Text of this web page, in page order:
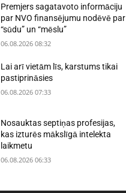
Premjers sagatavoto informāciju
par NVO finansējumu nodēvē par
“sūdu” un “mēslu”
06.08.2026 08:32
Lai arī vietām līs, karstums tikai
pastiprināsies
06.08.2026 07:33
Nosauktas septiņas profesijas,
kas izturēs mākslīgā intelekta
laikmetu
06.08.2026 06:33